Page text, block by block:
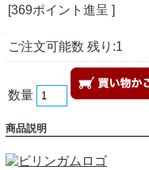
[369ポイント進呈 ]
ご注文可能数 残り:1
数量
商品説明